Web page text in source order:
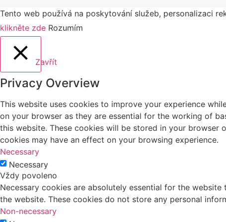
Tento web používá na poskytování služeb, personalizaci
klikněte zde Rozumím
Zavřít
Privacy Overview
This website uses cookies to improve your experience
on your browser as they are essential for the working of
this website. These cookies will be stored in your
cookies may have an effect on your browsing experience.
Necessary
Necessary
Vždy povoleno
Necessary cookies are absolutely essential for the
the website. These cookies do not store any personal
Non-necessary